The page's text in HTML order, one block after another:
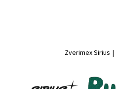
Zverimex Sirius |